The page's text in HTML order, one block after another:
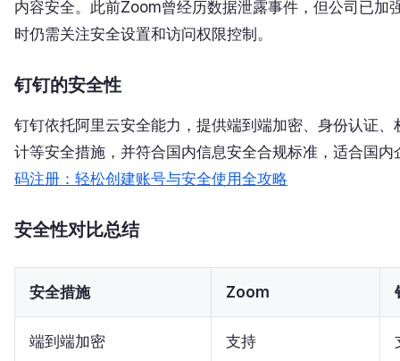
内容安全。此前Zoom曾经历数据泄露事件，但公司已加
时仍需关注安全设置和访问权限控制。
钉钉的安全性
钉钉依托阿里云安全能力，提供端到端加密、身份认证
计等安全措施，并符合国内信息安全合规标准，适合国内
码注册：轻松创建账号与安全使用全攻略
安全性对比总结
安全措施 Zoom
端到端加密 支持